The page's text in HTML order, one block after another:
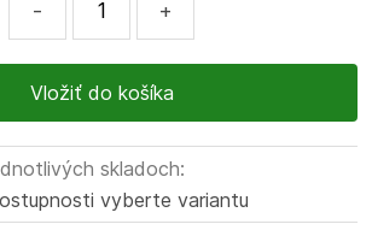
- +
skladoch:
vyberte variantu